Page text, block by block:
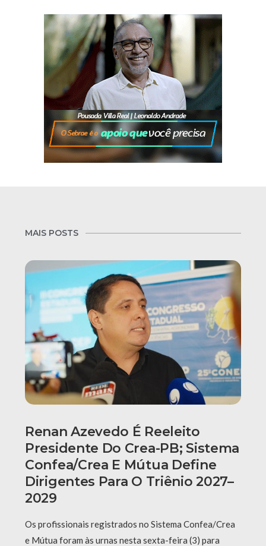
MAIS POSTS
Renan Azevedo É Reeleito
Presidente Do Crea-PB; Sistema
Confea/Crea E Mútua Define
Dirigentes Para O Triênio 2027–
2029
Os profissionais registrados no Sistema Confea/Crea
e Mútua foram às urnas nesta sexta-feira (3) para